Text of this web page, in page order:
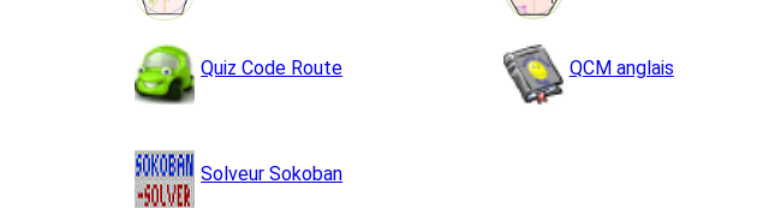
Quiz Code Route QCM anglais
Solveur Sokoban